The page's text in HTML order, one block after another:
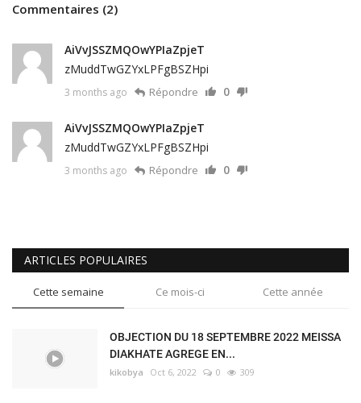
Commentaires (2)
AiVvJSSZMQOwYPIaZpjeT
zMuddTwGZYxLPFgBSZHpi
3 months ago Répondre 0
AiVvJSSZMQOwYPIaZpjeT
zMuddTwGZYxLPFgBSZHpi
3 months ago Répondre 0
ARTICLES POPULAIRES
Cette semaine Ce mois-ci Cette année
OBJECTION DU 18 SEPTEMBRE 2022 MEISSA
DIAKHATE AGREGE EN...
kikobya Oct 6, 2022 0 309